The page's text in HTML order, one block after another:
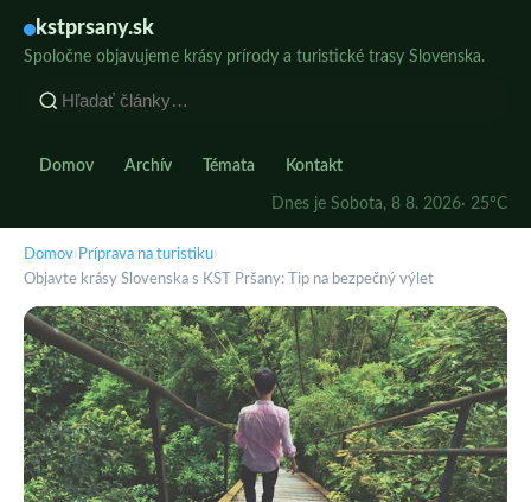
kstprsany.sk
Spoločne objavujeme krásy prírody a turistické trasy Slovenska.
Domov Archív Témata Kontakt
Dnes je Sobota, 8 8. 2026· 25°C
Domov› Príprava na turistiku›
Objavte krásy Slovenska s KST Pršany: Tip na bezpečný výlet